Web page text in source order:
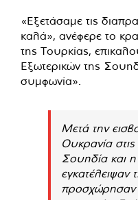
«Εξετάσαμε τις
καλά», ανέφερε το
της Τουρκίας,
Εξωτερικών της
συμφωνία».
Μετά την
Ουκρανία
Σουηδία και
εγκατέλειψαν
προσχώρησαν